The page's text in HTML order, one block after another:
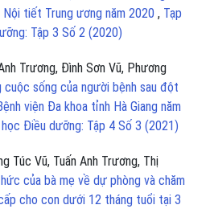
tiết Trung ương năm 2020 , Tạp
Tập 3 Số 2 (2020)
Trương, Đình Sơn Vũ, Phương
cuộc sống của người bệnh sau đột
viện Đa khoa tỉnh Hà Giang năm
học Điều dưỡng: Tập 4 Số 3 (2021)
Túc Vũ, Tuấn Anh Trương, Thị
của bà mẹ về dự phòng và chăm
cho con dưới 12 tháng tuổi tại 3